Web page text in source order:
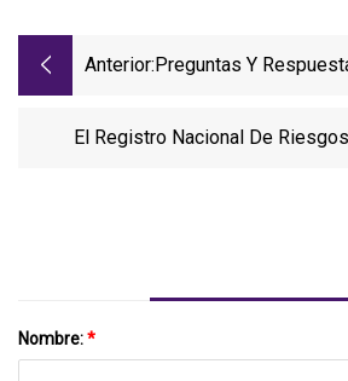
Anterior: Preguntas Y
El Registro Nacional De Riesgos
Nombre:*